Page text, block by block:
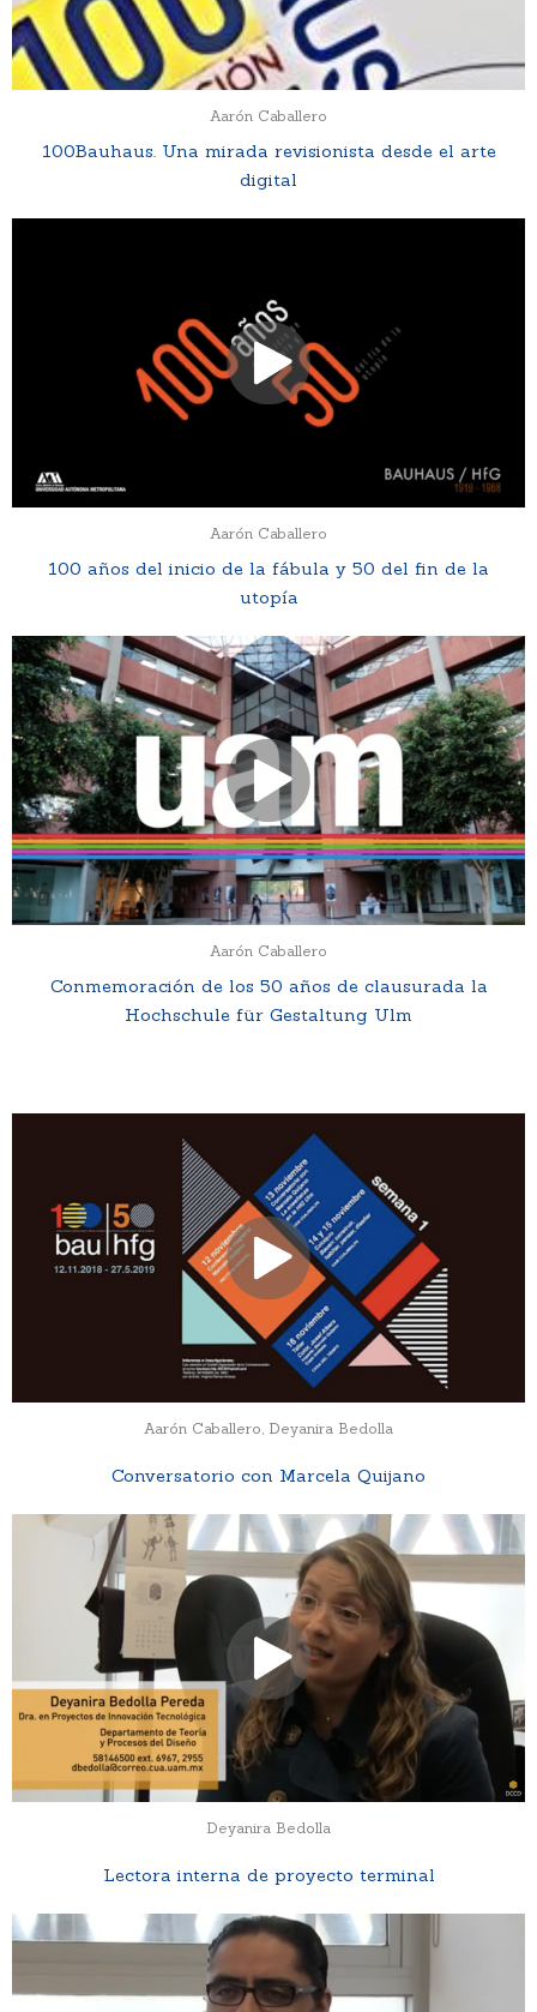
Aarón Caballero
100Bauhaus. Una mirada revisionista desde el arte
digital
Aarón Caballero
100 años del inicio de la fábula y 50 del fin de la
utopía
Aarón Caballero
Conmemoración de los 50 años de clausurada la
Hochschule für Gestaltung Ulm
Aarón Caballero, Deyanira Bedolla
Conversatorio con Marcela Quijano
Deyanira Bedolla
Lectora interna de proyecto terminal